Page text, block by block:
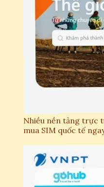
Nhiều nền tảng trực
mua SIM quốc tế